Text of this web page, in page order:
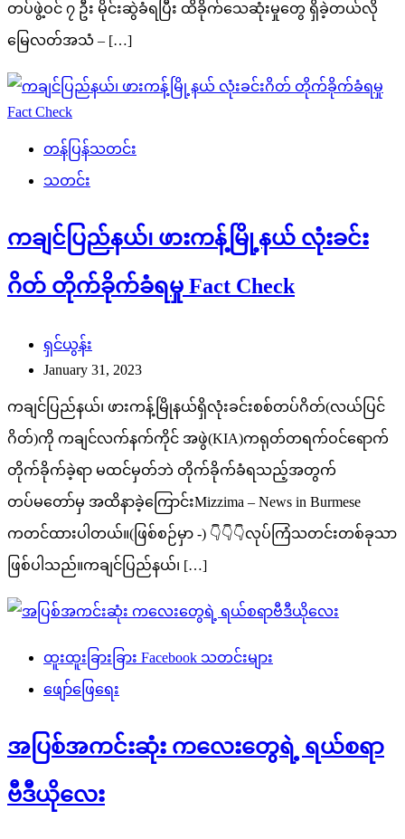
တပ်ဖွဲ့ဝင် ၇ ဦး မိုင်းဆွဲခံရပြီး ထိခိုက်သေဆုံးမှုတွေ ရှိခဲ့တယ်လို
မြေလတ်အသံ – […]
တန်ပြန်သတင်း
သတင်း
ကချင်ပြည်နယ်၊ ဖားကန့်မြို့နယ် လုံးခင်း
ဂိတ် တိုက်ခိုက်ခံရမှု Fact Check
ရှင်ယွန်း
January 31, 2023
ကချင်ပြည်နယ်၊ ဖားကန့်မြိုနယ်ရှိလုံးခင်းစစ်တပ်ဂိတ်(လယ်ပြင်
ဂိတ်)ကို ကချင်လက်နက်ကိုင် အဖွဲ(KIA)ကရုတ်တရက်ဝင်ရောက်
တိုက်ခိုက်ခဲ့ရာ မထင်မှတ်ဘဲ တိုက်ခိုက်ခံရသည့်အတွက်
တပ်မတော်မှ အထိနာခဲ့ကြောင်းMizzima – News in Burmese
ကတင်ထားပါတယ်။(ဖြစ်စဉ်မှာ -) 👇👇👇လုပ်ကြံသတင်းတစ်ခုသာ
ဖြစ်ပါသည်။ကချင်ပြည်နယ်၊ […]
ထူးထူးခြားခြား Facebook သတင်းများ
ဖျော်ဖြေရေး
အပြစ်အကင်းဆုံး ကလေးတွေရဲ့ ရယ်စရာ
ဗီဒီယိုလေး